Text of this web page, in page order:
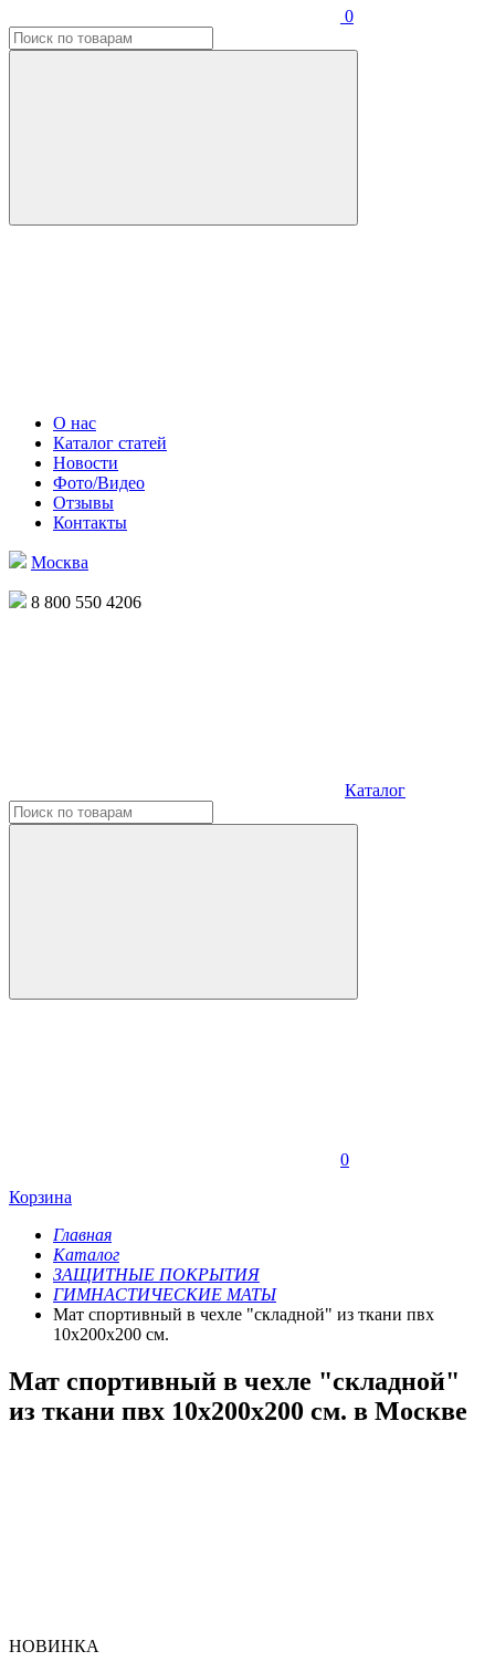
0
О нас
Каталог статей
Новости
Фото/Видео
Отзывы
Контакты
Москва
8 800 550 4206
Каталог
0
Корзина
Главная
Каталог
ЗАЩИТНЫЕ ПОКРЫТИЯ
ГИМНАСТИЧЕСКИЕ МАТЫ
Мат спортивный в чехле "складной" из ткани пвх
10х200х200 см.
Мат спортивный в чехле "складной"
из ткани пвх 10х200х200 см. в Москве
НОВИНКА